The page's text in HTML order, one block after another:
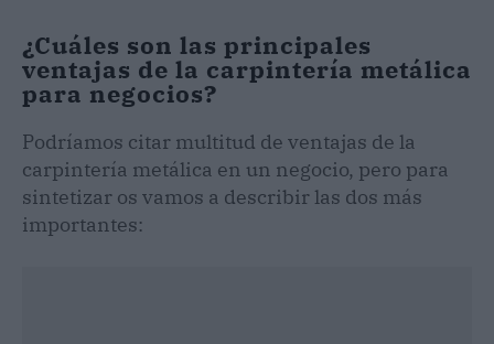
¿Cuáles son las principales
ventajas de la carpintería metálica
para negocios?
Podríamos citar multitud de ventajas de la
carpintería metálica en un negocio, pero para
sintetizar os vamos a describir las dos más
importantes: